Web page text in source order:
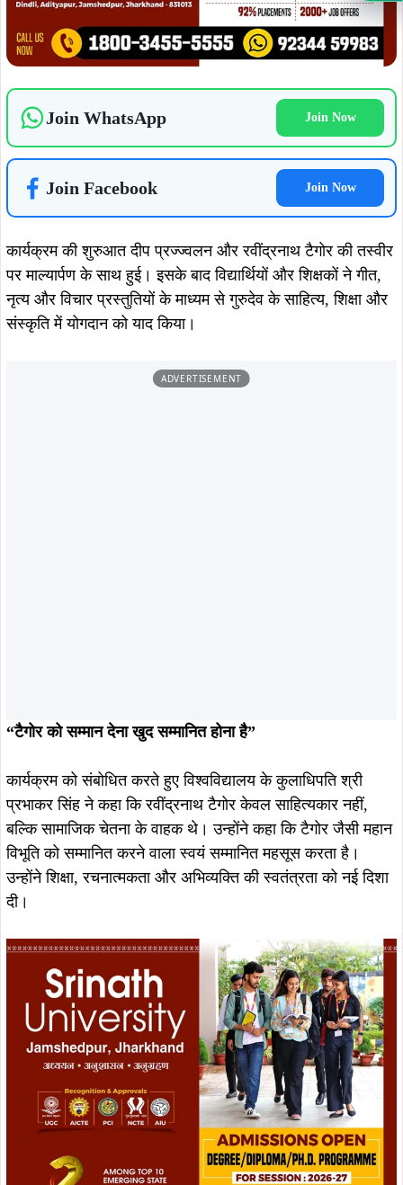
Join WhatsApp Join Now
Join Facebook Join Now
कार्यक्रम की शुरुआत दीप प्रज्ज्वलन और रवींद्रनाथ टैगोर की तस्वीर
पर माल्यार्पण के साथ हुई। इसके बाद विद्यार्थियों और शिक्षकों ने गीत,
नृत्य और विचार प्रस्तुतियों के माध्यम से गुरुदेव के साहित्य, शिक्षा और
संस्कृति में योगदान को याद किया।
ADVERTISEMENT
“टैगोर को सम्मान देना खुद सम्मानित होना है”
कार्यक्रम को संबोधित करते हुए विश्वविद्यालय के कुलाधिपति श्री
प्रभाकर सिंह ने कहा कि रवींद्रनाथ टैगोर केवल साहित्यकार नहीं,
बल्कि सामाजिक चेतना के वाहक थे। उन्होंने कहा कि टैगोर जैसी महान
विभूति को सम्मानित करने वाला स्वयं सम्मानित महसूस करता है।
उन्होंने शिक्षा, रचनात्मकता और अभिव्यक्ति की स्वतंत्रता को नई दिशा
दी।